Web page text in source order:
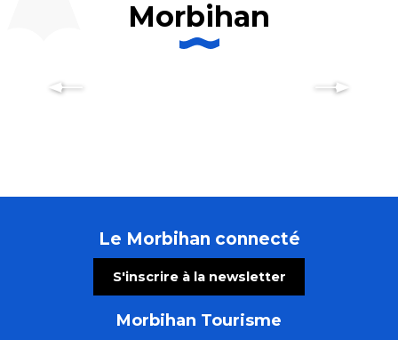
Morbihan
Le Morbihan connecté
S'inscrire à la newsletter
Morbihan Tourisme